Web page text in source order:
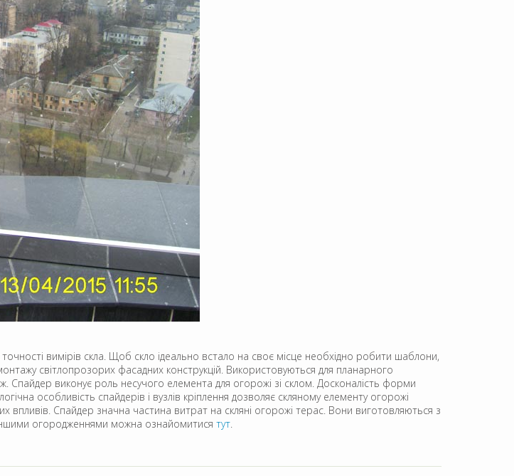
вимірів скла. Щоб скло ідеально встало на своє місце необхідно робити шаблони,
світлопрозорих фасадних конструкцій. Використовуються для планарного
Спайдер виконує роль несучого елемента для огорожі зі склом. Досконалість форми
особливість спайдерів і вузлів кріплення дозволяє скляному елементу огорожі
Спайдер значна частина витрат на скляні огорожі терас. Вони виготовляються з
огородженнями можна ознайомитися тут.